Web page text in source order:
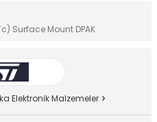
Surface Mount DPAK
Elektronik Malzemeler